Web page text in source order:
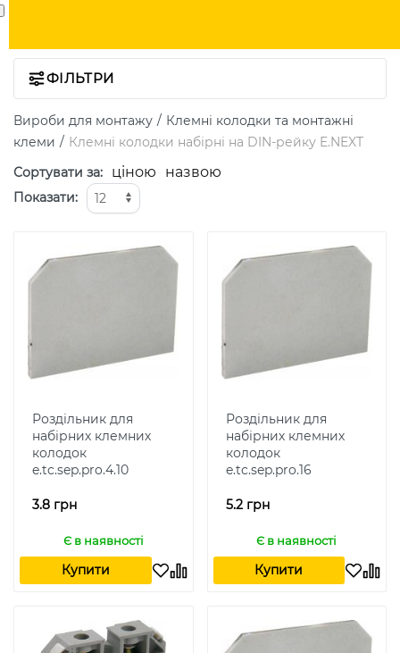
ФІЛЬТРИ
Вироби для монтажу
Клемні колодки та монтажні
клеми
Клемні колодки набірні на DIN-рейку E.NEXT
Сортувати за: ціною назвою
Показати:
Роздільник для
набірних клемних
колодок
e.tc.sep.pro.4.10
3.8 грн
Є в наявності
Купити
Роздільник для
набірних клемних
колодок
e.tc.sep.pro.16
5.2 грн
Є в наявності
Купити